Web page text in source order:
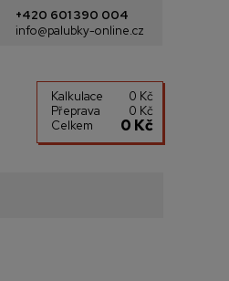
+420 601 390 004
info@palubky-online.cz
Kalkulace
0 Kč
Přeprava
0 Kč
Celkem
0 Kč